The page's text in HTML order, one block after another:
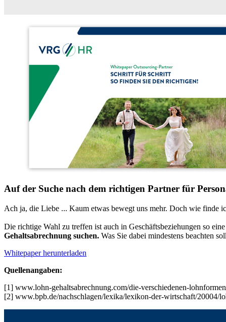
Auf der Suche nach dem richtigen Partner für
Ach ja, die Liebe ... Kaum etwas bewegt uns mehr. Doch wie finde
Die richtige Wahl zu treffen ist auch in Geschäftsbeziehungen so
Gehaltsabrechnung suchen. Was Sie dabei mindestens beachten
Whitepaper herunterladen
Quellenangaben:
[1] www.lohn-gehaltsabrechnung.com/die-verschiedenen-
[2] www.bpb.de/nachschlagen/lexika/lexikon-der-wirtschaft/20004/